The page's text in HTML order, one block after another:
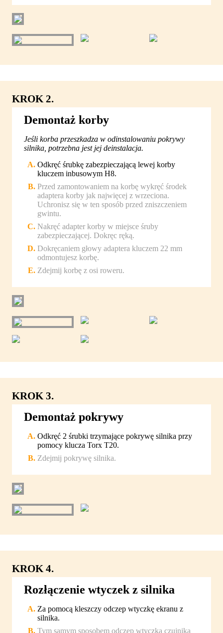
KROK 2.
Demontaż korby
Jeśli korba przeszkadza w odinstalowaniu pokrywy
silnika, potrzebna jest jej deinstalacja.
Odkręć śrubkę zabezpieczającą lewej korby
kluczem inbusowym H8.
Przed zamontowaniem na korbę wykręć środek
adaptera korby jak najwięcej z wrzeciona.
Uchronisz się w ten sposób przed zniszczeniem
gwintu.
Nakręć adapter korby w miejsce śruby
zabezpieczającej. Dokręc ręką.
Dokręcaniem głowy adaptera kluczem 22 mm
odmontujesz korbę.
Zdejmij korbę z osi roweru.
KROK 3.
Demontaż pokrywy
Odkręć 2 śrubki trzymające pokrywę silnika przy
pomocy klucza Torx T20.
Zdejmij pokrywę silnika.
KROK 4.
Rozłączenie wtyczek z silnika
Za pomocą kleszczy odczep wtyczkę ekranu z
silnika.
Tym samym sposobem odczep wtyczka czujnika